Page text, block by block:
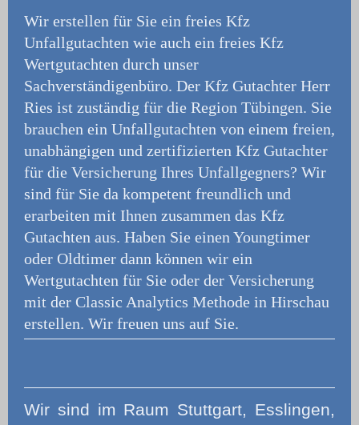
Wir erstellen für Sie ein freies Kfz
Unfallgutachten wie auch ein freies Kfz
Wertgutachten durch unser
Sachverständigenbüro. Der Kfz Gutachter Herr
Ries ist zuständig für die Region Tübingen. Sie
brauchen ein Unfallgutachten von einem freien,
unabhängigen und zertifizierten Kfz Gutachter
für die Versicherung Ihres Unfallgegners? Wir
sind für Sie da kompetent freundlich und
erarbeiten mit Ihnen zusammen das Kfz
Gutachten aus. Haben Sie einen Youngtimer
oder Oldtimer dann können wir ein
Wertgutachten für Sie oder der Versicherung
mit der Classic Analytics Methode in Hirschau
erstellen. Wir freuen uns auf Sie.
Wir sind im Raum Stuttgart, Esslingen,